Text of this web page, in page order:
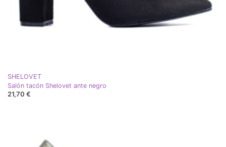
SHELOVET
Salón tacón Shelovet ante negro
21,70 €